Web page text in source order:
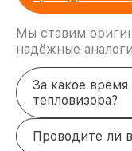
Мы ставим
надёжные
За какое время
тепловизора?
Проводите ли